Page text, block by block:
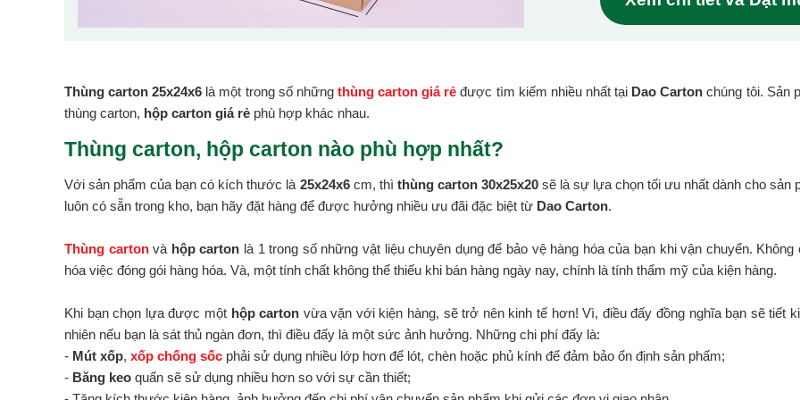
Thùng carton 25x24x6 là một trong số những thùng carton giá rẻ được tìm kiếm nhiều nhất tại Dao Carton chúng tôi. Sản
thùng carton, hộp carton giá rẻ phù hợp khác nhau.
Thùng carton, hộp carton nào phù hợp nhất?
Với sản phẩm của bạn có kích thước là 25x24x6 cm, thì thùng carton 30x25x20sẽ là sự lựa chọn tối ưu nhất dành cho sản
luôn có sẵn trong kho, bạn hãy đặt hàng để được hưởng nhiều ưu đãi đặc biệt từ Dao Carton.
Thùng cartonvà hộp carton là 1 trong số những vật liệu chuyên dụng để bảo vệ hàng hóa của bạn khi vận chuyển.
hóa việc đóng gói hàng hóa. Và, một tính chất không thể thiếu khi bán hàng ngày nay, chính là tính thẩm mỹ của kiện hàng.
Khi bạn chọn lựa được một hộp carton vừa vặn với kiện hàng, sẽ trở nên kinh tế hơn! Vì, điều đấy đồng nghĩa bạn sẽ tiết
nhiên nếu bạn là sát thủ ngàn đơn, thì điều đấy là một sức ảnh hưởng. Những chi phí đấy là:
- Mút xốp, xốp chống sốc phải sử dụng nhiều lớp hơn để lót, chèn hoặc phủ kính để đảm bảo ổn định sản phẩm;
- Băng keo quấn sẽ sử dụng nhiều hơn so với sự cần thiết;